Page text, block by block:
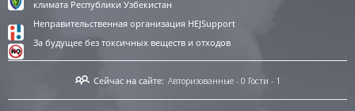
климата Республики Узбекистан
Неправительственная организация HEJSupport
За будущее без токсичных веществ и отходов
Сейчас на сайте: Авторизованные - 0 Гости - 1